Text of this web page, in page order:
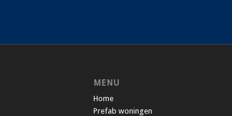
MENU
Home
Prefab woningen